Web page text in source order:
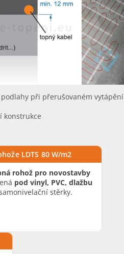
při přerušovaném vytápění
konstrukce
LDTS 80 W/m2
rohož pro novostavby
pod vinyl, PVC, dlažbu
stěrky.